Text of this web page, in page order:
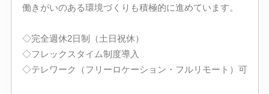
働きがいのある環境づくりも積極的に進めています。
◇完全週休2日制（土日祝休）
◇フレックスタイム制度導入
◇テレワーク（フリーロケーション・フルリモート）可